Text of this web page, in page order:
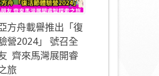
方舟載譽推出「復
營2024」 號召全
齊來馬灣展開睿
旅